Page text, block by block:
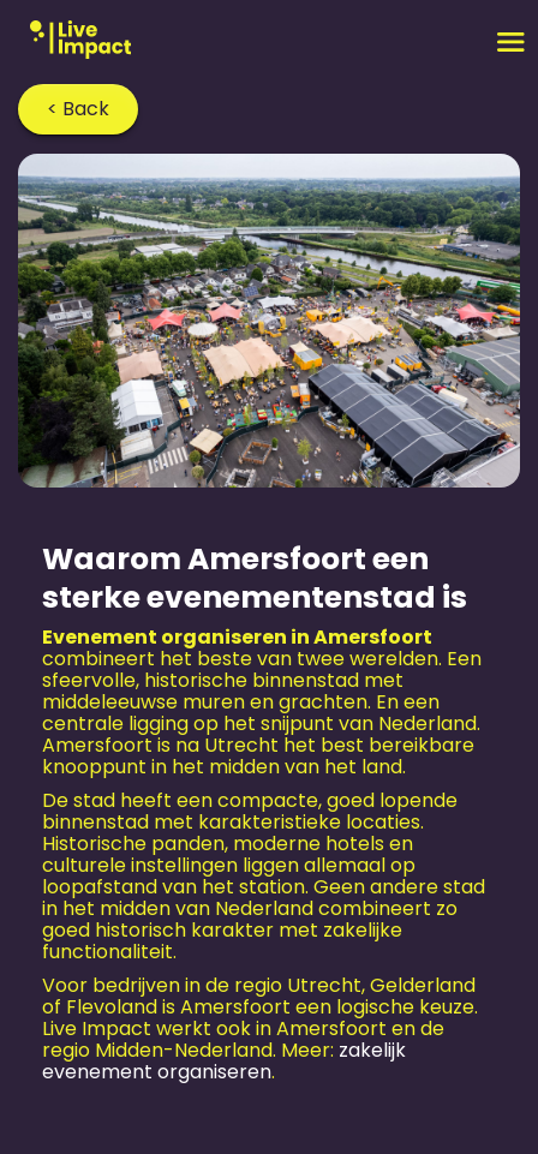
< Back
Home›Blog
Waarom Amersfoort een
sterke evenementenstad is
Evenement organiseren in Amersfoort
combineert het beste van twee werelden. Een
sfeervolle, historische binnenstad met
middeleeuwse muren en grachten. En een
centrale ligging op het snijpunt van Nederland.
Amersfoort is na Utrecht het best bereikbare
knooppunt in het midden van het land.
De stad heeft een compacte, goed lopende
binnenstad met karakteristieke locaties.
Historische panden, moderne hotels en
culturele instellingen liggen allemaal op
loopafstand van het station. Geen andere stad
in het midden van Nederland combineert zo
goed historisch karakter met zakelijke
functionaliteit.
Voor bedrijven in de regio Utrecht, Gelderland
of Flevoland is Amersfoort een logische keuze.
Live Impact werkt ook in Amersfoort en de
regio Midden-Nederland. Meer: zakelijk
evenement organiseren.